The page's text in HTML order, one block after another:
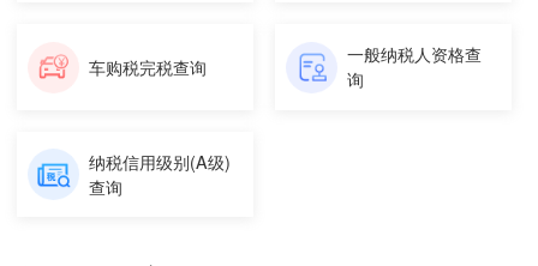
车购税完税查询
一般纳税人资格查
询
纳税信用级别(A级)
查询